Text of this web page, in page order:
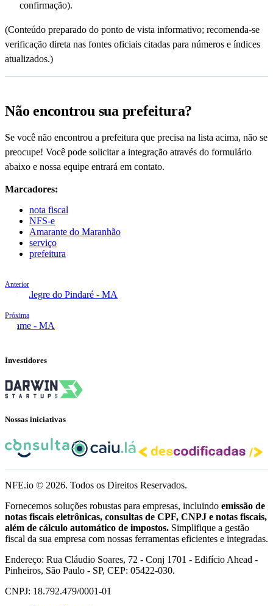
confirmação).
(Conteúdo preparado do ponto de vista informativo; recomenda-se
verificação direta nas fontes oficiais citadas para números e índices
atualizados.)
Não encontrou sua prefeitura?
Se você não encontrou a prefeitura que precisa na lista acima, não se
preocupe! Você pode solicitar a integração através do formulário
abaixo e nossa equipe entrará em contato.
Marcadores:
nota fiscal
NFS-e
Amarante do Maranhão
serviço
prefeitura
Anterior
Alto Alegre do Pindaré - MA
Próxima
Arame - MA
Investidores
Nossas iniciativas
NFE.io © 2026. Todos os Direitos Reservados.
Fornecemos soluções robustas para empresas, incluindo emissão de
notas fiscais eletrônicas, consultas de CPF, CNPJ e notas fiscais,
além de cálculo automático de impostos. Simplifique a gestão
fiscal da sua empresa com nossas ferramentas eficientes e integradas.
Endereço: Rua Cláudio Soares, 72 - Conj 1701 - Edifício Ahead -
Pinheiros, São Paulo - SP, CEP: 05422-030.
CNPJ: 18.792.479/0001-01